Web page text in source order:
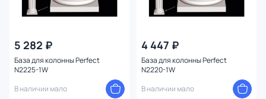
5 282 ₽
База для колонны Perfect
N2225-1W
В наличии мало
4 447 ₽
База для колонны Perfect
N2220-1W
В наличии мало